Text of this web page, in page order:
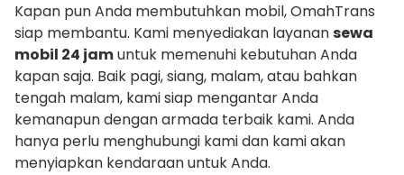
Kapan pun Anda membutuhkan mobil, OmahTrans
siap membantu. Kami menyediakan layanansewa
mobil 24 jamuntuk memenuhi kebutuhan Anda
kapan saja. Baik pagi, siang, malam, atau bahkan
tengah malam, kami siap mengantar Anda
kemanapun dengan armada terbaik kami. Anda
hanya perlu menghubungi kami dan kami akan
menyiapkan kendaraan untuk Anda.